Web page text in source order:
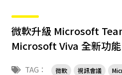
微軟升級 Microsoft
Microsoft Viva 全新功能
TAG： 微軟 視訊會議